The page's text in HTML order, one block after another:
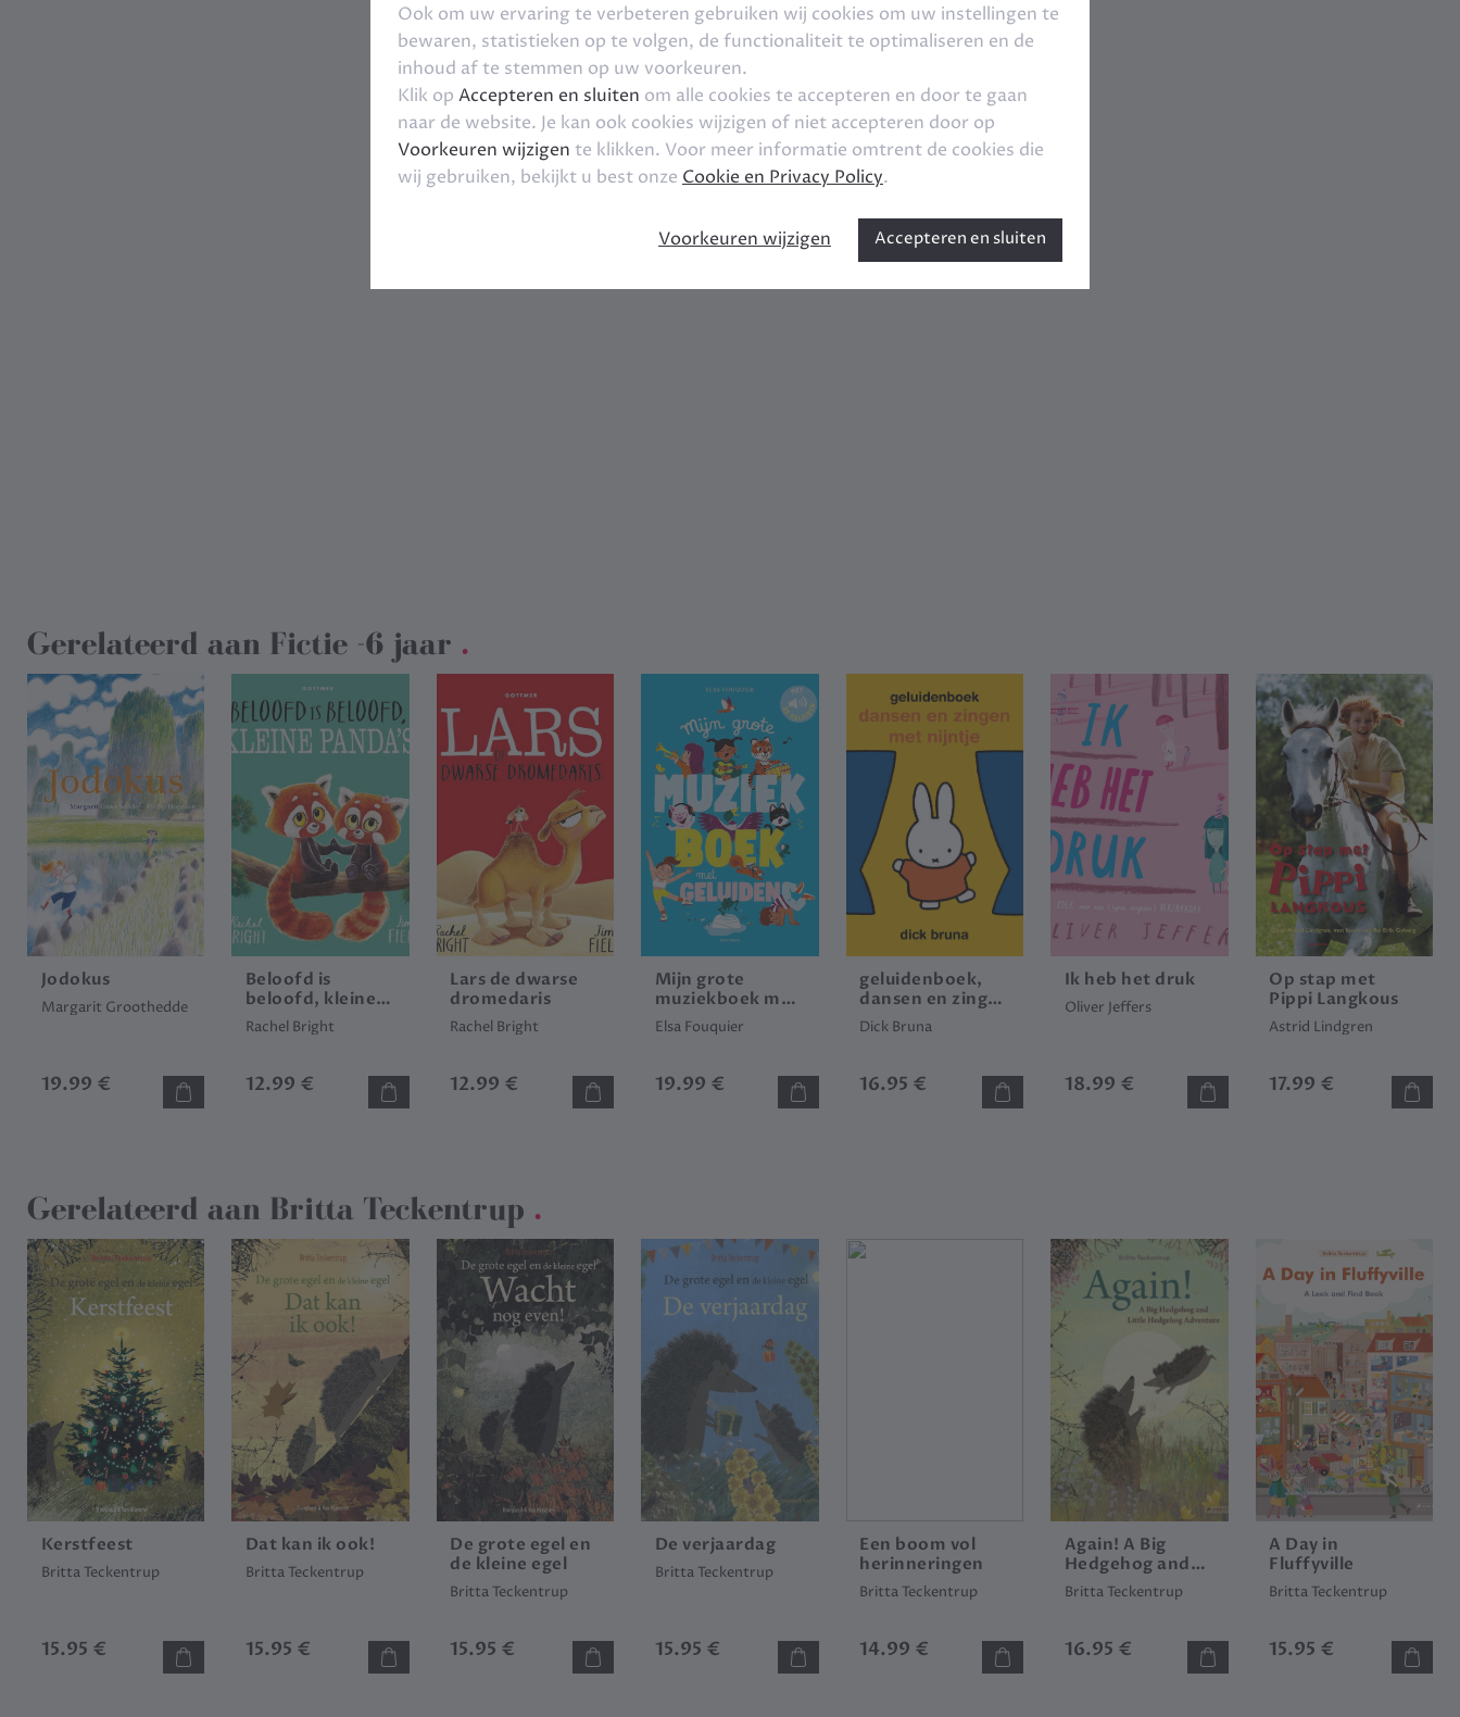
Gerelateerd aan Fictie -6 jaar .
Jodokus
Margarit Groothedde
19.99 €
Beloofd is
beloofd, kleine
panda's
Rachel Bright
12.99 €
Lars de dwarse
dromedaris
Rachel Bright
12.99 €
Mijn grote
muziekboek met
geluiden
Elsa Fouquier
19.99 €
geluidenboek,
dansen en zingen
met nijntje
Dick Bruna
16.95 €
Ik heb het druk
Oliver Jeffers
18.99 €
Op stap met
Pippi Langkous
Astrid Lindgren
17.99 €
Gerelateerd aan Britta Teckentrup .
Kerstfeest
Britta Teckentrup
15.95 €
Dat kan ik ook!
Britta Teckentrup
15.95 €
De grote egel en
de kleine egel
Britta Teckentrup
15.95 €
De verjaardag
Britta Teckentrup
15.95 €
Een boom vol
herinneringen
Britta Teckentrup
14.99 €
Again! A Big
Hedgehog and
Little Hedgehog
Adventure
Britta Teckentrup
16.95 €
A Day in
Fluffyville
Britta Teckentrup
15.95 €
Ook om uw ervaring te verbeteren gebruiken wij cookies om uw instellingen te
bewaren, statistieken op te volgen, de functionaliteit te optimaliseren en de
inhoud af te stemmen op uw voorkeuren.
Klik op Accepteren en sluiten om alle cookies te accepteren en door te gaan
naar de website. Je kan ook cookies wijzigen of niet accepteren door op
Voorkeuren wijzigen te klikken. Voor meer informatie omtrent de cookies die
wij gebruiken, bekijkt u best onze Cookie en Privacy Policy.
Accepteren en sluiten
Voorkeuren wijzigen